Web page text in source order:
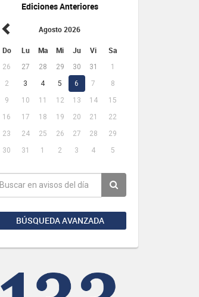
Ediciones Anteriores
Agosto 2026
Do Lu Ma Mi Ju Vi Sa
26 27 28 29 30 31
1
2
3 4 5 6 7
8
9
10 11 12 13 14
15
16
17 18 19 20 21
22
23
24 25 26 27 28
29
30
31 1 2 3 4 5
BÚSQUEDA AVANZADA